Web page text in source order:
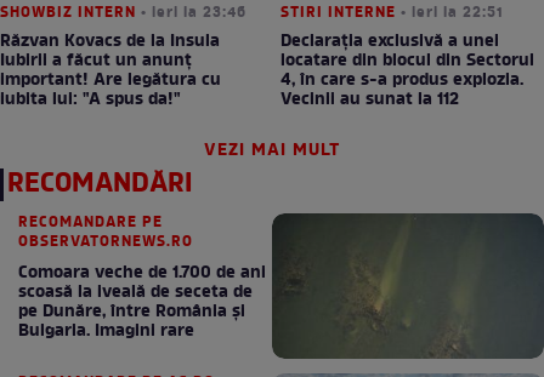
SHOWBIZ INTERN • ieri la 23:46
Răzvan Kovacs de la Insula
Iubirii a făcut un anunț
important! Are legătura cu
iubita lui: "A spus da!"
STIRI INTERNE • ieri la 22:51
Declarația exclusivă a unei
locatare din blocul din Sectorul
4, în care s-a produs explozia.
Vecinii au sunat la 112
VEZI MAI MULT
RECOMANDĂRI
RECOMANDARE PE
OBSERVATORNEWS.RO
Comoara veche de 1.700 de ani
scoasă la iveală de seceta de
pe Dunăre, între România şi
Bulgaria. Imagini rare